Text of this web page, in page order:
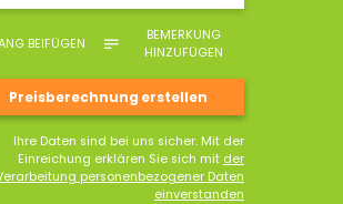
BEIFÜGEN
BEMERKUNG
HINZUFÜGEN
Ihre Daten sind bei uns sicher. Mit der
Einreichung erklären Sie sich mit der
personenbezogener Daten
einverstanden